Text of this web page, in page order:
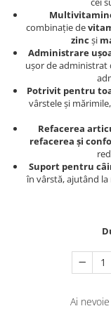
Igienă orală
Șampoane și
Igienă orală
Șampoane și
combinație de
zinc și
Administrare
ușor de administrat
Potrivit pentru
vârstele și
Refacerea
refacerea și
Suport pentru
în vârstă, ajutând
Ai